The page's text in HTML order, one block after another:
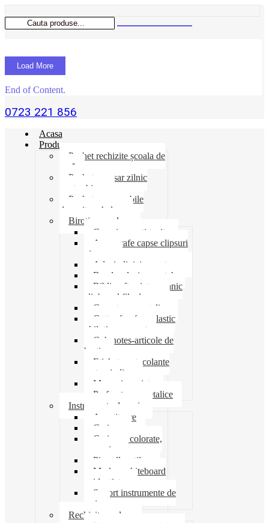
Load More
End of Content.
0723 221 856
Acasa
Produse
Pachet rechizite școala de
vară
Pachet necesar zilnic
pentru birou
Pachet consumabile
depozit-ambalare
Birotica-produse
Cosuri suporti tavite
Ace agrafe capse clipsuri
pioneze
Adeziv lipici corectoare
Banda adeziva-scotch
Biblioraft caiet mecanic
clipboard file dosare
Capsatoare metalice
Cutter foarfeca elastic
ghilotina magnet
Cub notes-articole de
hartie
Etichete autocolante
carton indigo
Mape si serviete
Perforatoare metalice
Instrumente de scris
Ascutitoare
Carioca
Creioane colorate,
mecanice
Pix roller stilou
Marker whiteboard
evidentiator
Suport instrumente de
scris
Rechizite scolare